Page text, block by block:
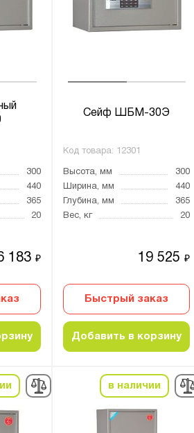
300
440
365
20
183₽
Сейф ШБМ-30Э
Код товара: 12301
Высота, мм
300
Ширина, мм
440
Глубина, мм
365
Вес, кг
20
19 525 ₽
Быстрый заказ
Добавить в корзину
в наличии